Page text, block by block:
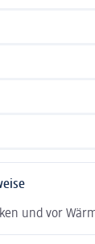
und vor